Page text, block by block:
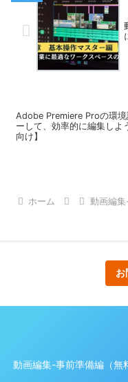
Adobe Premiere Proの環境
ーして、効率的に編集しよ
向け】
ホーム 動画編集
お
動画編集-事前準備編（無